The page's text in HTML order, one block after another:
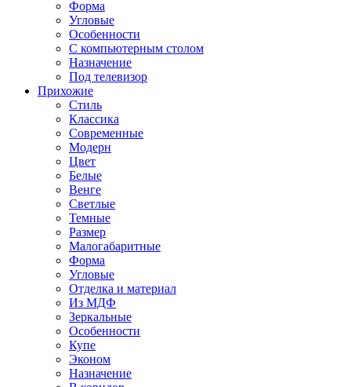
Форма
Угловые
Особенности
С компьютерным столом
Назначение
Под телевизор
Прихожие
Стиль
Классика
Современные
Модерн
Цвет
Белые
Венге
Светлые
Темные
Размер
Малогабаритные
Форма
Угловые
Отделка и материал
Из МДФ
Зеркальные
Особенности
Купе
Эконом
Назначение